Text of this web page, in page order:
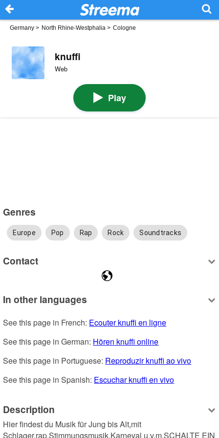
Germany > North Rhine-Westphalia > Cologne
knuffi
Web
Play
Genres
Europe Pop Rap Rock Soundtracks
Contact
In other languages
See this page in French: Ecouter knuffi en ligne
See this page in German: Hören knuffi online
See this page in Portuguese: Reproduzir knuffi ao vivo
See this page in Spanish: Escuchar knuffi en vivo
Description
Hier findest du Musik für Jung bis Alt,mit
Schlager,rap,Stimmungsmusik,Karneval u.v.m.SCHALTE EIN